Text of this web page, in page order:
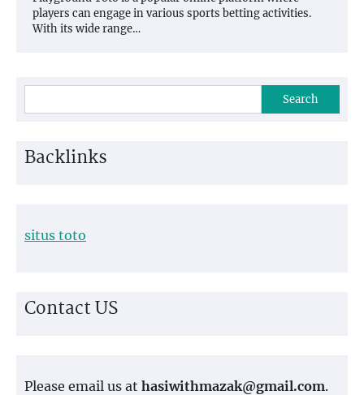
players can engage in various sports betting activities.
With its wide range…
Search
Backlinks
situs toto
Contact US
Please email us at hasiwithmazak@gmail.com.